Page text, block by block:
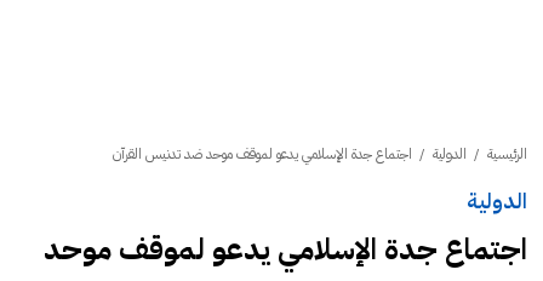
الرئيسية / الدولية / اجتماع جدة الإسلامي يدعو لموقف موحد ضد تدنيس القرآن
الدولية
اجتماع جدة الإسلامي يدعو لموقف موحد